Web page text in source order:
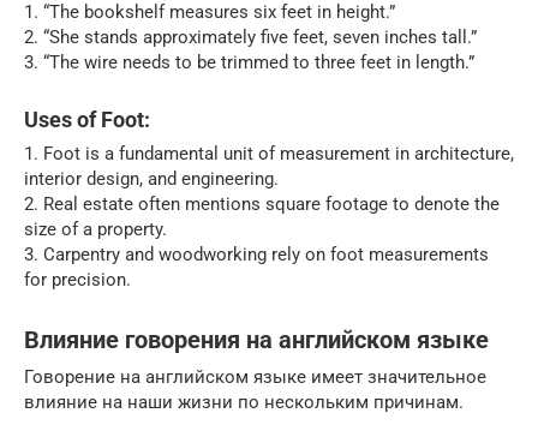
1. “The bookshelf measures six feet in height.”
2. “She stands approximately five feet, seven inches tall.”
3. “The wire needs to be trimmed to three feet in length.”
Uses of Foot:
1. Foot is a fundamental unit of measurement in architecture,
interior design, and engineering.
2. Real estate often mentions square footage to denote the
size of a property.
3. Carpentry and woodworking rely on foot measurements
for precision.
Влияние говорения на английском языке
Говорение на английском языке имеет значительное
влияние на наши жизни по нескольким причинам.